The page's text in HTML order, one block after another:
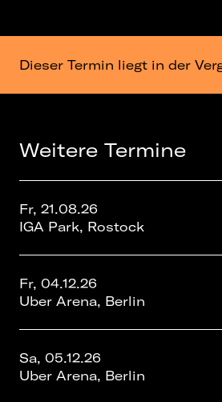
Dieser Termin liegt in der
Weitere Termine
Fr, 21.08.26
IGA Park, Rostock
Fr, 04.12.26
Uber Arena, Berlin
Sa, 05.12.26
Uber Arena, Berlin